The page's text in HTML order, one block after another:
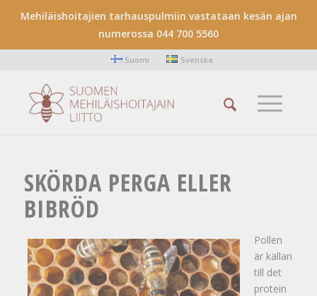
Mehiläishoitajien tarhauspulmiin vastataan kesän ajan
numerossa 044 700 5560
Suomi Svenska
SKÖRDA PERGA ELLER
BIBRÖD
Pollen
är källan
till det
protein